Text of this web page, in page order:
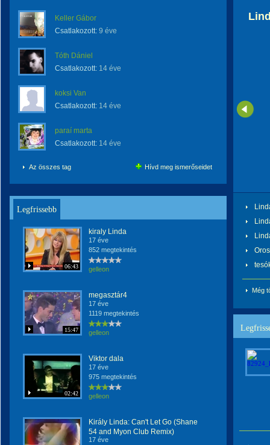
Keller Gábor
Csatlakozott: 9 éve
Tóth Dániel
Csatlakozott: 14 éve
koksi Van
Csatlakozott: 14 éve
paraí marta
Csatlakozott: 14 éve
Az összes tag Hívd meg ismerőseidet
Legfrissebb
06:43
kiraly Linda
17 éve
852 megtekintés
gelleon
15:47
megasztár4
17 éve
1119 megtekintés
gelleon
02:42
Viktor dala
17 éve
975 megtekintés
gelleon
Király Linda: Can't Let Go (Shane
54 and Myon Club Remix)
17 éve
Még